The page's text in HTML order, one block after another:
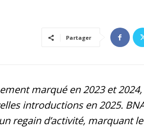
Partager
marqué en 2023 et
introductions en 2025.
regain d’activité, marquant